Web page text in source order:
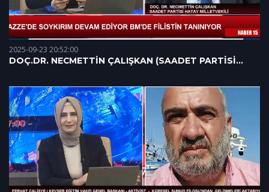
2025-09-23 20:52:00
DOÇ.DR. NECMETTİN ÇALIŞKAN (SAADET PARTİSİ